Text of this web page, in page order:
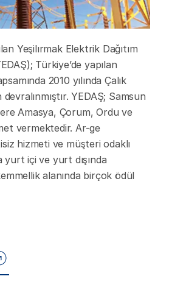
Yeşilırmak Elektrik Dağıtım
Türkiye’de yapılan
2010 yılında Çalık
YEDAŞ; Samsun
Amasya, Çorum, Ordu ve
vermektedir. Ar-ge
hizmeti ve müşteri odaklı
yurt içi ve yurt dışında
alanında birçok ödül